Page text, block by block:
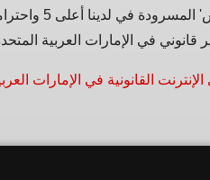
المالية كل شركة تجارية 'الإمارات
القانونية في الإمارات